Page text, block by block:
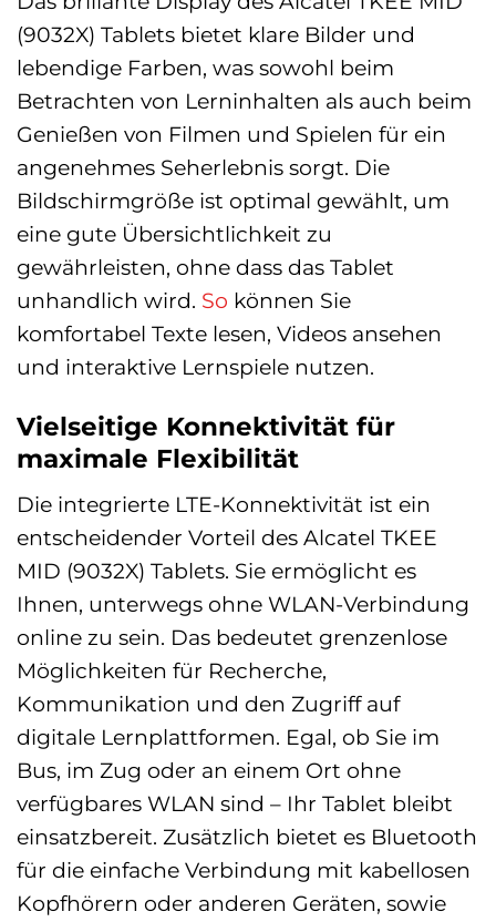
(9032X) Tablets bietet klare Bilder und
lebendige Farben, was sowohl beim
Betrachten von Lerninhalten als auch beim
Genießen von Filmen und Spielen für ein
angenehmes Seherlebnis sorgt. Die
Bildschirmgröße ist optimal gewählt, um
eine gute Übersichtlichkeit zu
gewährleisten, ohne dass das Tablet
unhandlich wird. So können Sie
komfortabel Texte lesen, Videos ansehen
und interaktive Lernspiele nutzen.
Vielseitige Konnektivität für
maximale Flexibilität
Die integrierte LTE-Konnektivität ist ein
entscheidender Vorteil des Alcatel TKEE
MID (9032X) Tablets. Sie ermöglicht es
Ihnen, unterwegs ohne WLAN-Verbindung
online zu sein. Das bedeutet grenzenlose
Möglichkeiten für Recherche,
Kommunikation und den Zugriff auf
digitale Lernplattformen. Egal, ob Sie im
Bus, im Zug oder an einem Ort ohne
verfügbares WLAN sind – Ihr Tablet bleibt
einsatzbereit. Zusätzlich bietet es Bluetooth
für die einfache Verbindung mit kabellosen
Kopfhörern oder anderen Geräten, sowie